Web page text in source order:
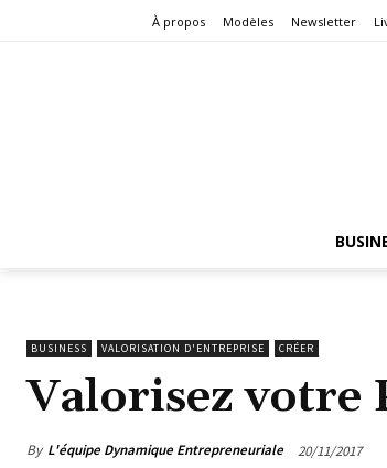
À propos Modèles Newsletter
BUSINESS VALORISATION D'ENTREPRISE CRÉER
Valorisez
By L'équipe Dynamique Entrepreneuriale 20/11/2017